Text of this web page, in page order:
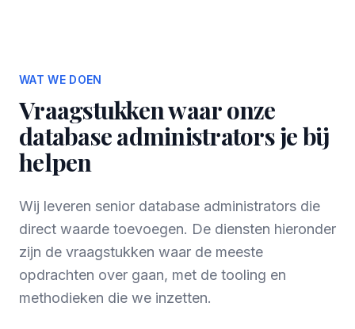
WAT WE DOEN
Vraagstukken waar onze
database administrators je bij
helpen
Wij leveren senior database administrators die
direct waarde toevoegen. De diensten hieronder
zijn de vraagstukken waar de meeste
opdrachten over gaan, met de tooling en
methodieken die we inzetten.